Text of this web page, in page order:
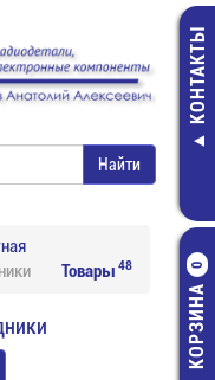
КОНТАКТЫ
КОРЗИНА
0
Товары 48